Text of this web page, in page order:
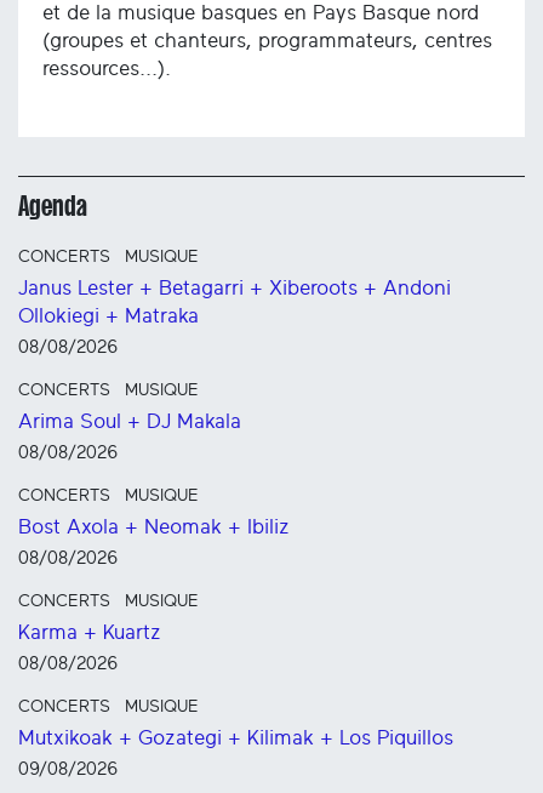
et de la musique basques en Pays Basque nord
(groupes et chanteurs, programmateurs, centres
ressources...).
Agenda
CONCERTS MUSIQUE
Janus Lester + Betagarri + Xiberoots + Andoni
Ollokiegi + Matraka
08/08/2026
CONCERTS MUSIQUE
Arima Soul + DJ Makala
08/08/2026
CONCERTS MUSIQUE
Bost Axola + Neomak + Ibiliz
08/08/2026
CONCERTS MUSIQUE
Karma + Kuartz
08/08/2026
CONCERTS MUSIQUE
Mutxikoak + Gozategi + Kilimak + Los Piquillos
09/08/2026